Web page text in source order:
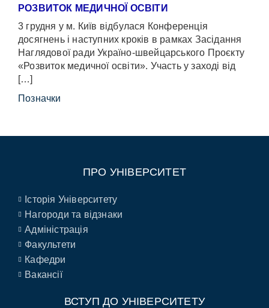
РОЗВИТОК МЕДИЧНОЇ ОСВІТИ
3 грудня у м. Київ відбулася Конференція
досягнень і наступних кроків в рамках Засідання
Наглядової ради Україно-швейцарського Проєкту
«Розвиток медичної освіти». Участь у заході від
[…]
Позначки
ПРО УНІВЕРСИТЕТ
Історія Університету
Нагороди та відзнаки
Адміністрація
Факультети
Кафедри
Вакансії
ВСТУП ДО УНІВЕРСИТЕТУ